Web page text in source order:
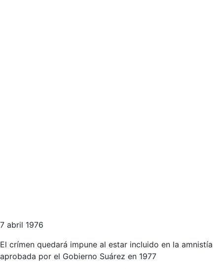
7 abril 1976
El crímen quedará impune al estar incluido en la amnistía
aprobada por el Gobierno Suárez en 1977